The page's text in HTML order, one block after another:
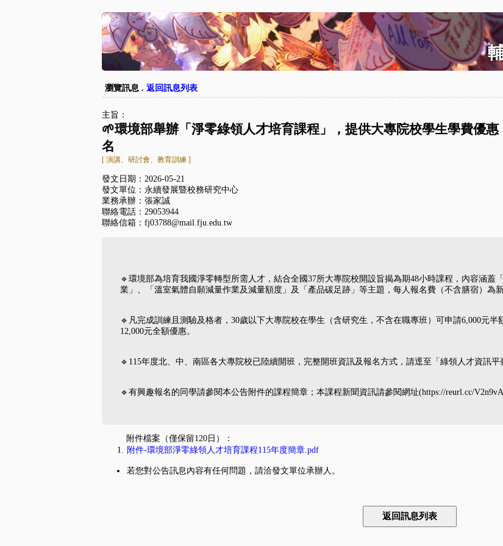
瀏覽訊息 . 返回訊息列表
主旨：
🌱環境部舉辦「淨零綠領人才培育課程」，提供大專院校學生學費優
名
[ 演講、研討會、教育訓練 ]
發文日期：2026-05-21
發文單位：永續發展暨校務研究中心
業務承辦：張家誠
聯絡電話：29053944
聯絡信箱：fj03788@mail.fju.edu.tw
🔹環境部為培育我國淨零轉型所需人才，結合全國37所大專院校開設旨揭為期48小時課程，內容涵蓋
業」、「溫室氣體自願減量作業及減量額度」及「產品碳足跡」等主題，每人報名費（不含膳宿）為新
🔹凡完成訓練且測驗及格者，30歲以下大專院校在學生（含研究生，不含在職專班）可申請6,000元
12,000元全額優惠。
🔹115年度北、中、南區各大專院校已陸續開班，完整開班資訊及報名方式，請逕至「綠領人才資訊平
🔹有興趣報名的同學請參閱本公告附件的課程簡章；本課程新聞資訊請參閱網址(https://reurl.cc/
附件檔案（僅保留120日）：
附件-環境部淨零綠領人才培育課程115年度簡章.pdf
若您對公告訊息內容有任何問題，請洽發文單位承辦人。